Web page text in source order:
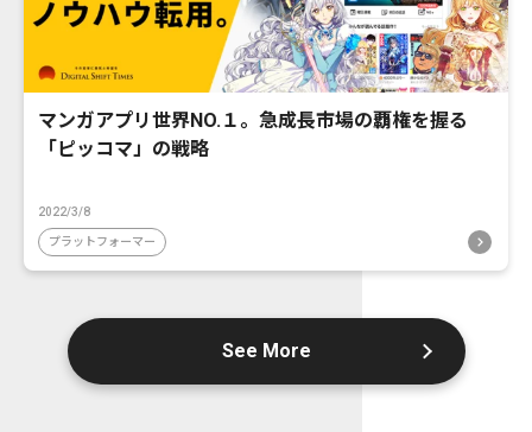
マンガアプリ世界NO.１。急成長市場の覇権を握る
「ピッコマ」の戦略
2022/3/8
プラットフォーマー
See More